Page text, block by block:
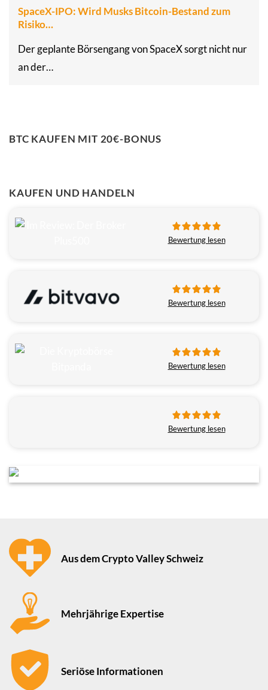
SpaceX-IPO: Wird Musks Bitcoin-Bestand zum
Risiko…
Der geplante Börsengang von SpaceX sorgt nicht nur
an der…
BTC KAUFEN MIT 20€-BONUS
KAUFEN UND HANDELN
Bewertung lesen
Bewertung lesen
Bewertung lesen
Bewertung lesen
Aus dem Crypto Valley Schweiz
Mehrjährige Expertise
Seriöse Informationen